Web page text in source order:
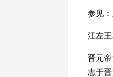
参见
江左
晋元
志于